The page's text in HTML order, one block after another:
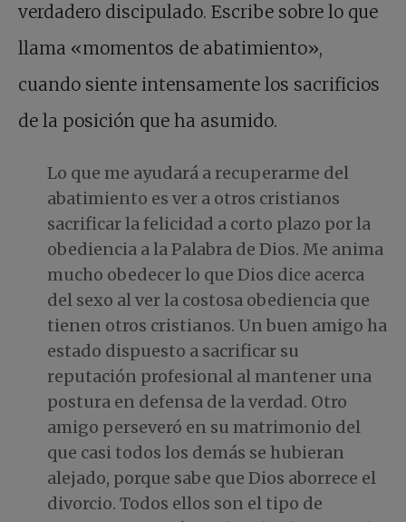
verdadero discipulado. Escribe sobre lo que
llama «momentos de abatimiento»,
cuando siente intensamente los sacrificios
de la posición que ha asumido.
Lo que me ayudará a recuperarme del
abatimiento es ver a otros cristianos
sacrificar la felicidad a corto plazo por la
obediencia a la Palabra de Dios. Me anima
mucho obedecer lo que Dios dice acerca
del sexo al ver la costosa obediencia que
tienen otros cristianos. Un buen amigo ha
estado dispuesto a sacrificar su
reputación profesional al mantener una
postura en defensa de la verdad. Otro
amigo perseveró en su matrimonio del
que casi todos los demás se hubieran
alejado, porque sabe que Dios aborrece el
divorcio. Todos ellos son el tipo de